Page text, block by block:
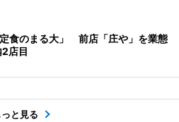
食のまる大」 前店「庄や」を業態
店目
っと見る